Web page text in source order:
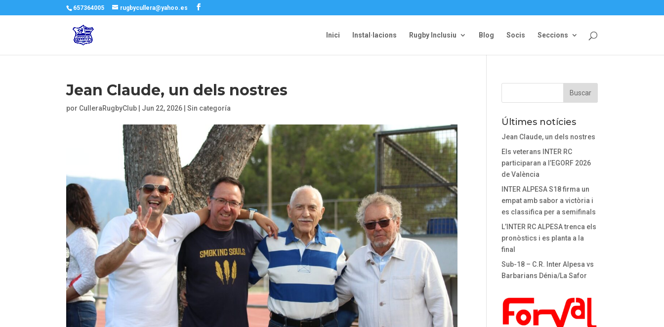
657364005 rugbycullera@yahoo.es
Inici Instal·lacions Rugby Inclusiu Blog Socis Seccions
Jean Claude, un dels nostres
por CulleraRugbyClub Jun 22, 2026 |Sin categoría
Últimes notícies
Jean Claude, un dels nostres
Els veterans INTER RC
participaran a l’EGORF 2026
de València
INTER ALPESA S18 firma un
empat amb sabor a victòria i
es classifica per a semifinals
L’INTER RC ALPESA trenca els
pronòstics i es planta a la
final
Sub-18 – C.R. Inter Alpesa vs
Barbarians Dénia/La Safor